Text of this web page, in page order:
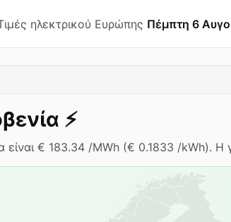
ηλεκτρικού Ευρώπης Πέμπτη 6
⚡️
€ 183.34 /MWh (€ 0.1833 /kWh). Η